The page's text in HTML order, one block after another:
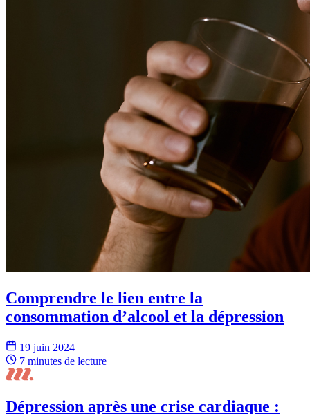
Comprendre le lien entre la
consommation d’alcool et la dépression
19 juin 2024
7 minutes de lecture
Dépression après une crise cardiaque :